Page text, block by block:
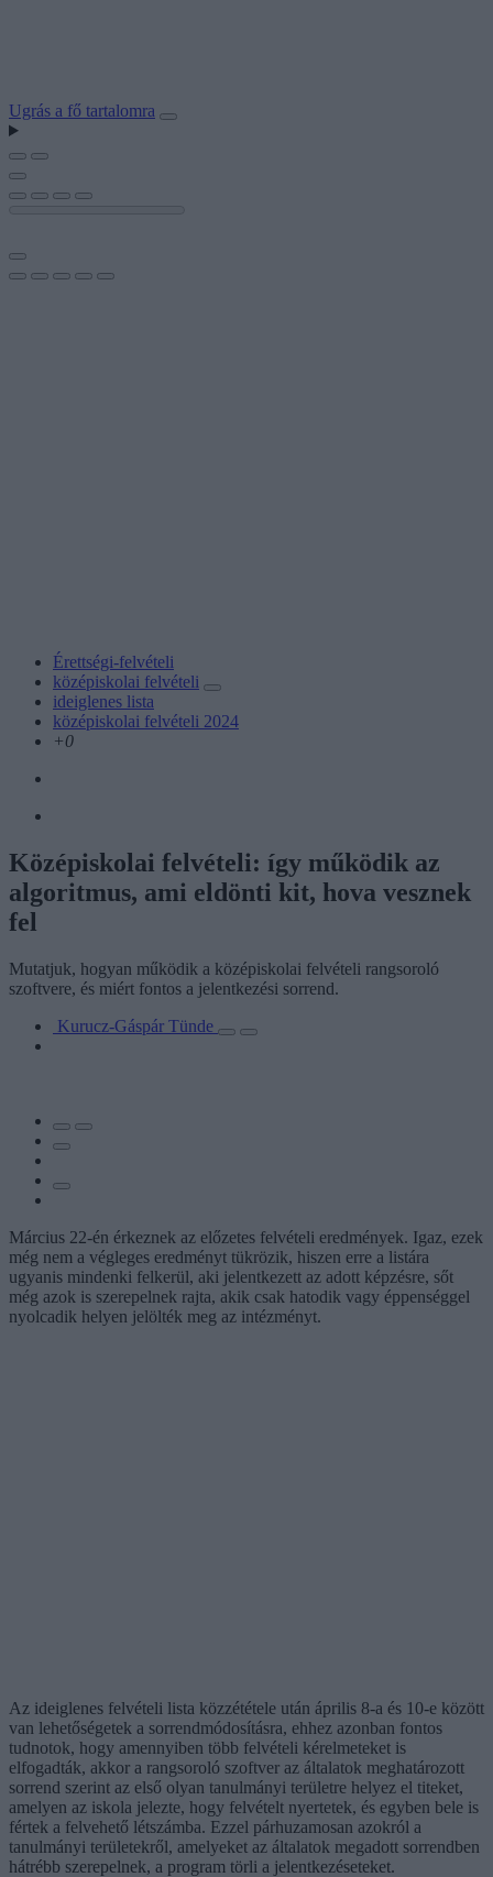
Ugrás a fő tartalomra
Érettségi-felvételi
középiskolai felvételi
ideiglenes lista
középiskolai felvételi 2024
+0
Középiskolai felvételi: így működik az
algoritmus, ami eldönti kit, hova vesznek
fel
Mutatjuk, hogyan működik a középiskolai felvételi rangsoroló
szoftvere, és miért fontos a jelentkezési sorrend.
Kurucz-Gáspár Tünde
Március 22-én érkeznek az előzetes felvételi eredmények. Igaz, ezek
még nem a végleges eredményt tükrözik, hiszen erre a listára
ugyanis mindenki felkerül, aki jelentkezett az adott képzésre, sőt
még azok is szerepelnek rajta, akik csak hatodik vagy éppenséggel
nyolcadik helyen jelölték meg az intézményt.
Az ideiglenes felvételi lista közzététele után április 8-a és 10-e között
van lehetőségetek a sorrendmódosításra, ehhez azonban fontos
tudnotok, hogy amennyiben több felvételi kérelmeteket is
elfogadták, akkor a rangsoroló szoftver az általatok meghatározott
sorrend szerint az első olyan tanulmányi területre helyez el titeket,
amelyen az iskola jelezte, hogy felvételt nyertetek, és egyben bele is
fértek a felvehető létszámba. Ezzel párhuzamosan azokról a
tanulmányi területekről, amelyeket az általatok megadott sorrendben
hátrébb szerepelnek, a program törli a jelentkezéseteket.